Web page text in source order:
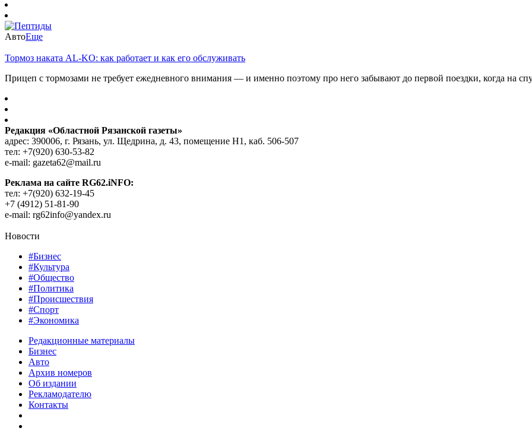
АвтоЕще
Тормоз наката AL-KO: как работает и как его обслуживать
Прицеп с тормозами не требует ежедневного внимания — и именно поэтому про него забывают до первой поездки, когда на
Редакция «Областной Рязанской газеты»
адрес: 390006, г. Рязань, ул. Щедрина, д. 43, помещение Н1, каб. 506-507
тел: +7(920) 630-53-82
e-mail: gazeta62@mail.ru
Реклама на сайте RG62.iNFO:
тел: +7(920) 632-19-45
+7 (4912) 51-81-90
e-mail: rg62info@yandex.ru
Новости
#Бизнес
#Культура
#Общество
#Политика
#Происшествия
#Спорт
#Экономика
Редакционные материалы
Бизнес
Авто
Архив номеров
Об издании
Рекламодателю
Контакты